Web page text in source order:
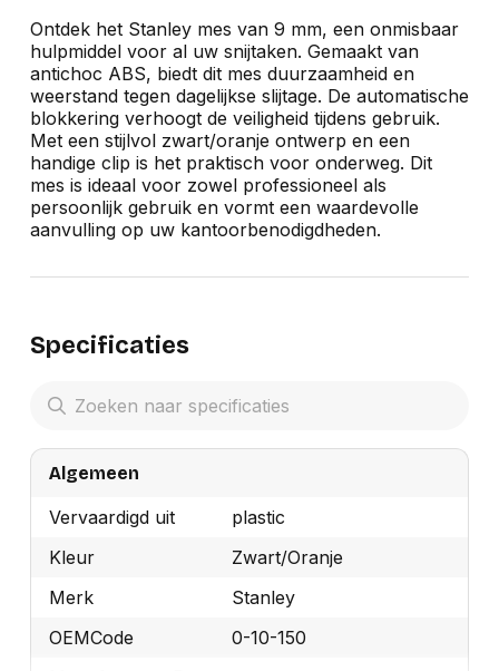
Ontdek het Stanley mes van 9 mm, een onmisbaar
hulpmiddel voor al uw snijtaken. Gemaakt van
antichoc ABS, biedt dit mes duurzaamheid en
weerstand tegen dagelijkse slijtage. De automatische
blokkering verhoogt de veiligheid tijdens gebruik.
Met een stijlvol zwart/oranje ontwerp en een
handige clip is het praktisch voor onderweg. Dit
mes is ideaal voor zowel professioneel als
persoonlijk gebruik en vormt een waardevolle
aanvulling op uw kantoorbenodigdheden.
Specificaties
Algemeen
Vervaardigd uit
plastic
Kleur
Zwart/Oranje
Merk
Stanley
OEMCode
0-10-150